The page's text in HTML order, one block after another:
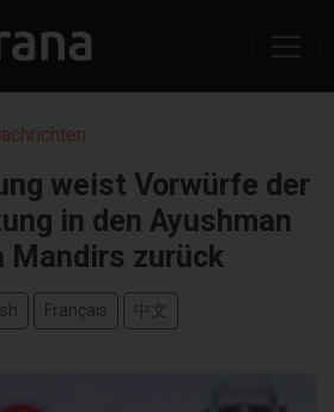
weist Vorwürfe der
in den Ayushman
Mandirs zurück
Français 中文